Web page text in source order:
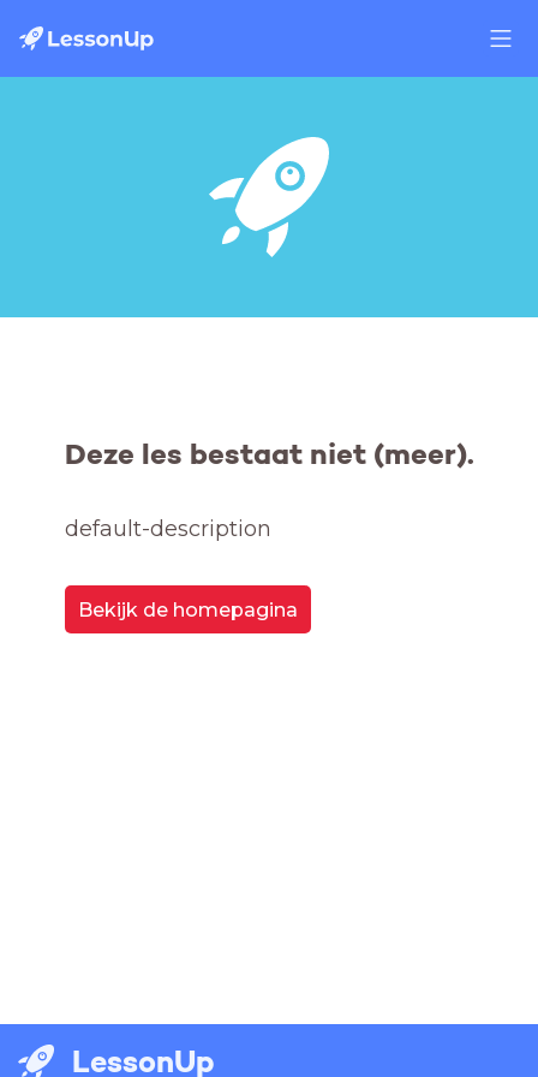
Deze les bestaat niet (meer).
default-description
Bekijk de homepagina
LessonUp